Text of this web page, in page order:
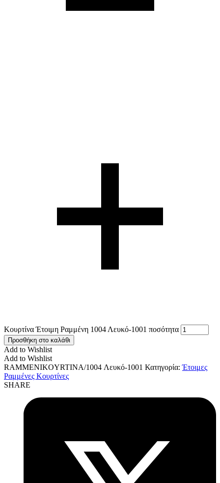
Κουρτίνα Έτοιμη Ραμμένη 1004 Λευκό-1001 ποσότητα
Προσθήκη στο καλάθι
Add to Wishlist
Add to Wishlist
RAMMENIKOYRTINA/1004 Λευκό-1001 Κατηγορία:Έτοιμες
Ραμμένες Κουρτίνες
SHARE